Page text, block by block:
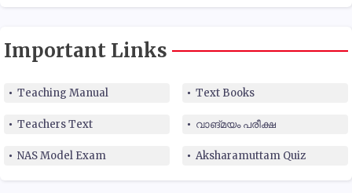
Important Links
Teaching Manual Text Books
Teachers Text വാങ്മയം പരീക്ഷ
NAS Model Exam Aksharamuttam Quiz